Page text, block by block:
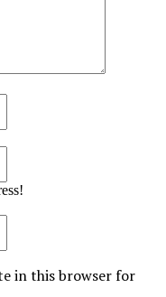
in this browser for